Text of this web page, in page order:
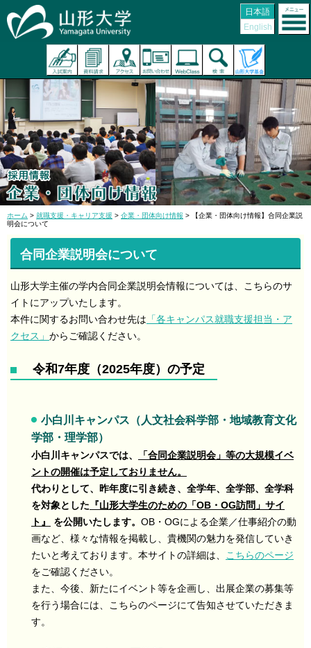
日本語
English
ホーム > 就職支援・キャリア支援 > 企業・団体向け情報 > 【企業・団体向け情報】合同企業説
明会について
合同企業説明会について
山形大学主催の学内合同企業説明会情報については、こちらのサ
イトにアップいたします。
本件に関するお問い合わせ先は 「各キャンパス就職支援担当・ア
クセス」 からご確認ください。
令和7年度（2025年度）の予定
小白川キャンパス（人文社会科学部・地域教育文化
学部・理学部）
小白川キャンパスでは、
「合同企業説明会」等の大規模イベ
ントの開催は予定しておりません。
代わりとして、昨年度に引き続き、全学年、全学部、全学科
を対象とした 『山形大学生のための「OB・OG訪問」サイ
ト』
を公開いたします。 OB・OGによる企業／仕事紹介の動
画など、様々な情報を掲載し、貴機関の魅力を発信していき
たいと考えております。本サイトの詳細は、
こちらのページ
をご確認ください。
また、今後、新たにイベント等を企画し、出展企業の募集等
を行う場合には、こちらのページにて告知させていただきま
す。